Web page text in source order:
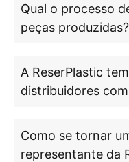
Qual o processo
peças produzidas?
A ReserPlastic
distribuidores
Como se tornar
representante da